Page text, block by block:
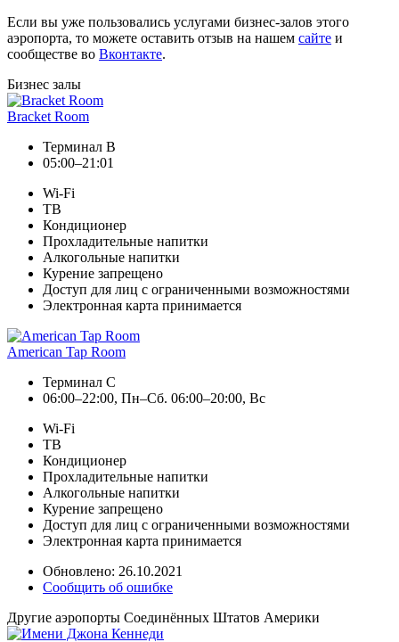
Если вы уже пользовались услугами бизнес-залов этого
аэропорта, то можете оставить отзыв на нашем сайте и
сообществе во Вконтакте.
Бизнес залы
Bracket Room
Терминал B
05:00–21:01
Wi-Fi
ТВ
Кондиционер
Прохладительные напитки
Алкогольные напитки
Курение запрещено
Доступ для лиц с ограниченными возможностями
Электронная карта принимается
American Tap Room
Терминал C
06:00–22:00, Пн–Сб. 06:00–20:00, Вс
Wi-Fi
ТВ
Кондиционер
Прохладительные напитки
Алкогольные напитки
Курение запрещено
Доступ для лиц с ограниченными возможностями
Электронная карта принимается
Обновлено: 26.10.2021
Сообщить об ошибке
Другие аэропорты Соединённых Штатов Америки